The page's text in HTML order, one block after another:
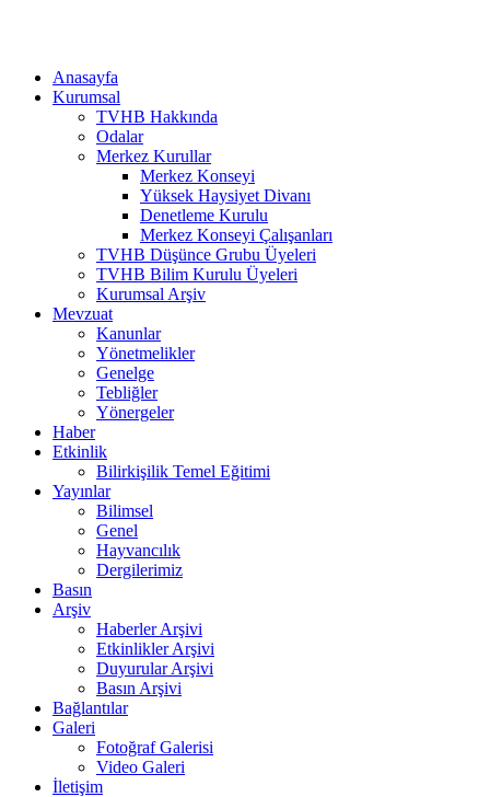
Anasayfa
Kurumsal
TVHB Hakkında
Odalar
Merkez Kurullar
Merkez Konseyi
Yüksek Haysiyet Divanı
Denetleme Kurulu
Merkez Konseyi Çalışanları
TVHB Düşünce Grubu Üyeleri
TVHB Bilim Kurulu Üyeleri
Kurumsal Arşiv
Mevzuat
Kanunlar
Yönetmelikler
Genelge
Tebliğler
Yönergeler
Haber
Etkinlik
Bilirkişilik Temel Eğitimi
Yayınlar
Bilimsel
Genel
Hayvancılık
Dergilerimiz
Basın
Arşiv
Haberler Arşivi
Etkinlikler Arşivi
Duyurular Arşivi
Basın Arşivi
Bağlantılar
Galeri
Fotoğraf Galerisi
Video Galeri
İletişim